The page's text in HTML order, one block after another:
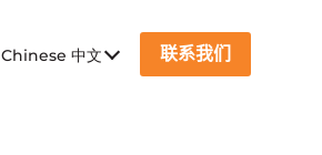
Chinese 中文 联系我们